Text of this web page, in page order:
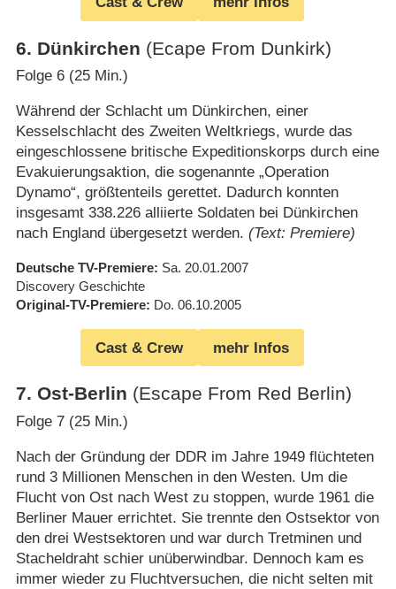
6. Dünkirchen (Ecape From Dunkirk)
Folge 6 (25 Min.)
Während der Schlacht um Dünkirchen, einer
Kesselschlacht des Zweiten Weltkriegs, wurde das
eingeschlossene britische Expeditionskorps durch eine
Evakuierungsaktion, die sogenannte „Operation
Dynamo“, größtenteils gerettet. Dadurch konnten
insgesamt 338.226 alliierte Soldaten bei Dünkirchen
nach England übergesetzt werden. (Text: Premiere)
Deutsche TV-Premiere Sa. 20.01.2007
Discovery Geschichte
Original-TV-Premiere Do. 06.10.2005
Cast & Crew mehr Infos
7. Ost-Berlin (Escape From Red Berlin)
Folge 7 (25 Min.)
Nach der Gründung der DDR im Jahre 1949 flüchteten
rund 3 Millionen Menschen in den Westen. Um die
Flucht von Ost nach West zu stoppen, wurde 1961 die
Berliner Mauer errichtet. Sie trennte den Ostsektor von
den drei Westsektoren und war durch Tretminen und
Stacheldraht schier unüberwindbar. Dennoch kam es
immer wieder zu Fluchtversuchen, die nicht selten mit